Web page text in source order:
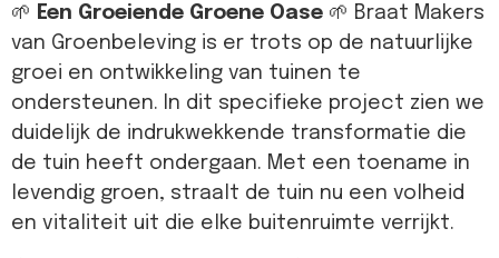
🌱 Een Groeiende Groene Oase 🌱 Braat Makers
van Groenbeleving is er trots op de natuurlijke
groei en ontwikkeling van tuinen te
ondersteunen. In dit specifieke project zien we
duidelijk de indrukwekkende transformatie die
de tuin heeft ondergaan. Met een toename in
levendig groen, straalt de tuin nu een volheid
en vitaliteit uit die elke buitenruimte verrijkt.